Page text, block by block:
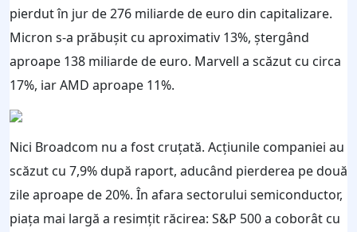
pierdut în jur de 276 miliarde de euro din capitalizare.
Micron s-a prăbușit cu aproximativ 13%, ștergând
aproape 138 miliarde de euro. Marvell a scăzut cu circa
17%, iar AMD aproape 11%.
Nici Broadcom nu a fost cruțată. Acțiunile companiei au
scăzut cu 7,9% după raport, aducând pierderea pe două
zile aproape de 20%. În afara sectorului semiconductor,
piața mai largă a resimțit răcirea: S&P 500 a coborât cu